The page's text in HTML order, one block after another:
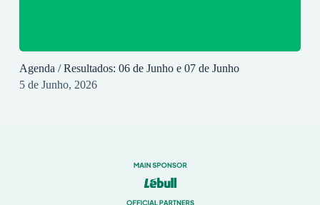
Agenda / Resultados: 06 de Junho e 07 de Junho
5 de Junho, 2026